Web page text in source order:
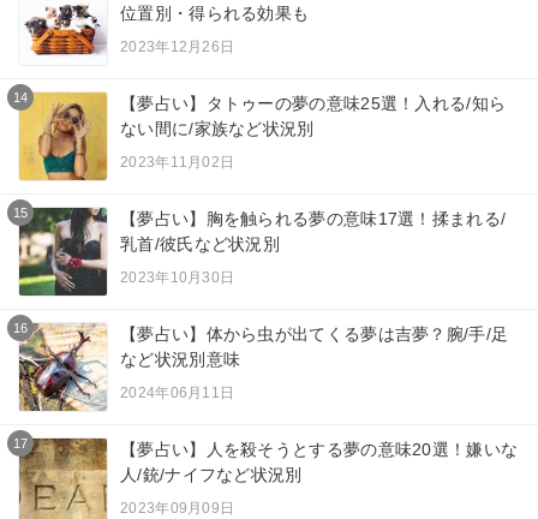
位置別・得られる効果も
2023年12月26日
14
【夢占い】タトゥーの夢の意味25選！入れる/知ら
ない間に/家族など状況別
2023年11月02日
15
【夢占い】胸を触られる夢の意味17選！揉まれる/
乳首/彼氏など状況別
2023年10月30日
16
【夢占い】体から虫が出てくる夢は吉夢？腕/手/足
など状況別意味
2024年06月11日
17
【夢占い】人を殺そうとする夢の意味20選！嫌いな
人/銃/ナイフなど状況別
2023年09月09日